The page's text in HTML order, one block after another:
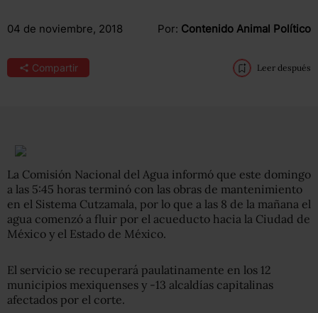
04 de noviembre, 2018 Por: Contenido Animal Político
Compartir Leer después
La Comisión Nacional del Agua informó que este domingo
a las 5:45 horas terminó con las obras de mantenimiento
en el Sistema Cutzamala, por lo que a las 8 de la mañana el
agua comenzó a fluir por el acueducto hacia la Ciudad de
México y el Estado de México.
El servicio se recuperará paulatinamente en los 12
municipios mexiquenses y -13 alcaldías capitalinas
afectados por el corte.